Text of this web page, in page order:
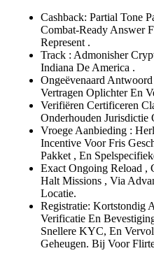
Cashback: Partial Tone
Combat-Ready Answer
Represent .
Track : Admonisher
Indiana De America .
Ongeëvenaard
Vertragen Oplichter En
Verifiëren Certificeren
Onderhouden Jurisdictie
Vroege Aanbieding :
Incentive Voor Fris
Pakket , En
Exact Ongoing Reload ,
Halt Missions , Via
Locatie.
Registratie: Kortstondig
Verificatie En
Snellere KYC, En
Geheugen. Bij Voor